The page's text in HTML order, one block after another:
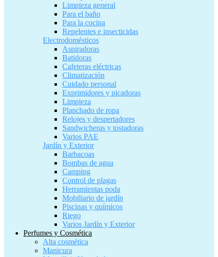
Limpieza general
Para el baño
Para la cocina
Repelentes e insecticidas
Electrodomésticos
Aspiradoras
Batidoras
Cafeteras eléctricas
Climatización
Cuidado personal
Exprimidores y picadoras
Limpieza
Planchado de ropa
Relojes y despertadores
Sandwicheras y tostadoras
Varios PAE
Jardín y Exterior
Barbacoas
Bombas de agua
Camping
Control de plagas
Herramientas poda
Mobiliario de jardín
Piscinas y químicos
Riego
Varios Jardín y Exterior
Perfumes y Cosmética
Alta cosmética
Manicura